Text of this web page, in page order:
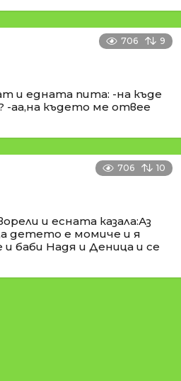
706 9
и едната пита: -на къде
-аа,на където ме отвее
706 10
и есната казала:Аз
детето е момиче и я
баби Надя и Деница и се